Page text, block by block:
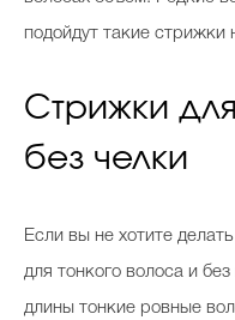
подойдут такие стрижки
Стрижки
без челки
Если вы не хотите
для тонкого волоса и
длины тонкие ровные